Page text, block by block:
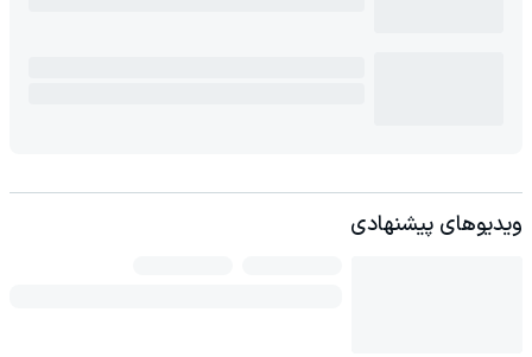
ویدیوهای پیشنهادی